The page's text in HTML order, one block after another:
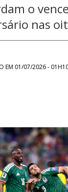
o
nas
EM 01/07/2026 -